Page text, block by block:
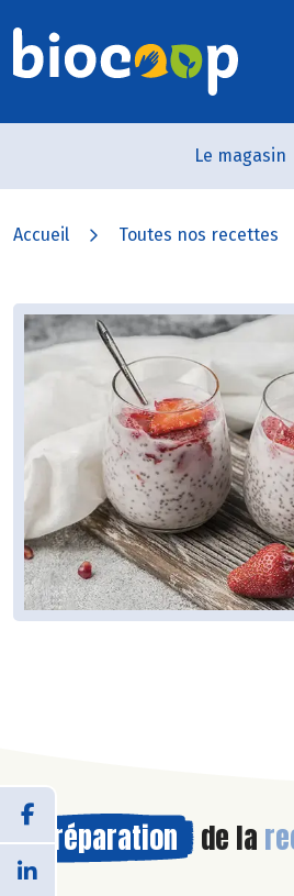
Le magasin
Accueil Toutes nos recettes
Préparation de la